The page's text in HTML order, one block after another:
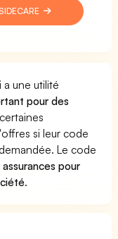
une utilité
pour des
si leur code
Le code
pour
.